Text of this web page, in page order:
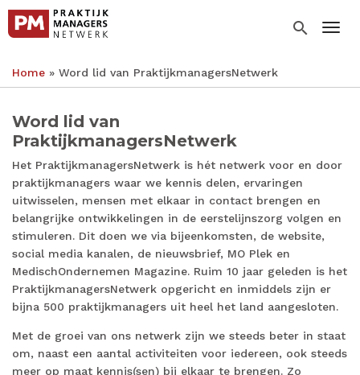
Overslaan
naar
inhoud
search
Home Word lid van PraktijkmanagersNetwerk
Word lid van
PraktijkmanagersNetwerk
Het PraktijkmanagersNetwerk is hét netwerk voor en door
praktijkmanagers waar we kennis delen, ervaringen
uitwisselen, mensen met elkaar in contact brengen en
belangrijke ontwikkelingen in de eerstelijnszorg volgen en
stimuleren. Dit doen we via bijeenkomsten, de website,
social media kanalen, de nieuwsbrief, MO Plek en
MedischOndernemen Magazine. Ruim 10 jaar geleden is het
PraktijkmanagersNetwerk opgericht en inmiddels zijn er
bijna 500 praktijkmanagers uit heel het land aangesloten.
Met de groei van ons netwerk zijn we steeds beter in staat
om, naast een aantal activiteiten voor iedereen, ook steeds
meer op maat kennis(sen) bij elkaar te brengen. Zo